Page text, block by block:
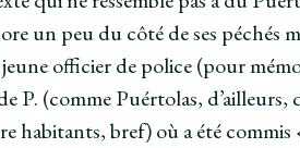
un peu du côté de ses péchés
officier de police (pour
P. (comme Puértolas, d’ailleurs,
habitants, bref) où a été